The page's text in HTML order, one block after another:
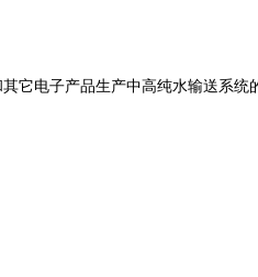
电子产品生产中高纯水输送系统